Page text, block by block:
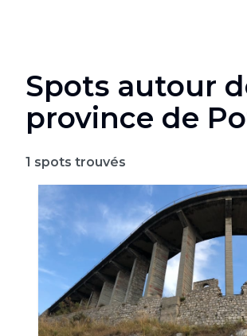
Spots autour
province de
1 spots trouvés